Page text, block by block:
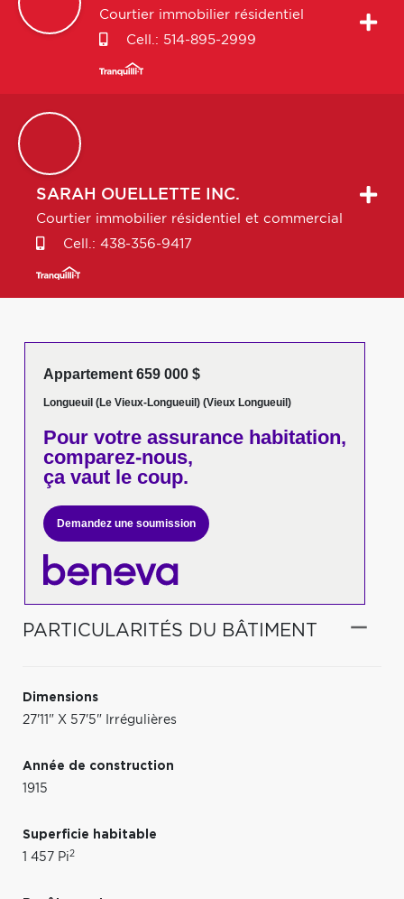
Courtier immobilier résidentiel
Cell.: 514-895-2999
SARAH OUELLETTE INC.
Courtier immobilier résidentiel et commercial
Cell.: 438-356-9417
Appartement 659 000 $
Longueuil (Le Vieux-Longueuil) (Vieux Longueuil)
Pour votreassurance habitation,
comparez-nous,
ça vaut le coup.
Demandez une soumission
PARTICULARITÉS DU BÂTIMENT
Dimensions
27'11" X 57'5" Irrégulières
Année de construction
1915
Superficie habitable
1 457 Pi2